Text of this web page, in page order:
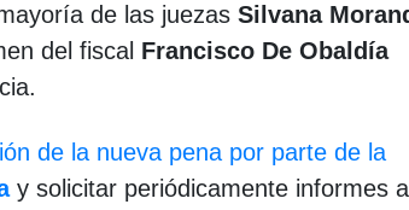
de las juezas Silvana
del fiscal Francisco De Obaldía
de la nueva pena por parte de la
y solicitar periódicamente informes